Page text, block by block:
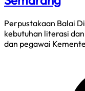
Perpustakaan Balai
kebutuhan literasi
dan pegawai